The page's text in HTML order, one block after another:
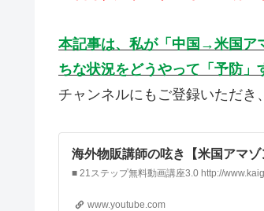
本記事は、私が「中国→米国ア
ちな状況をどうやって「予防」
チャンネルにもご登録いただき
海外物販講師の呟き【米国アマゾ
www.youtube.com